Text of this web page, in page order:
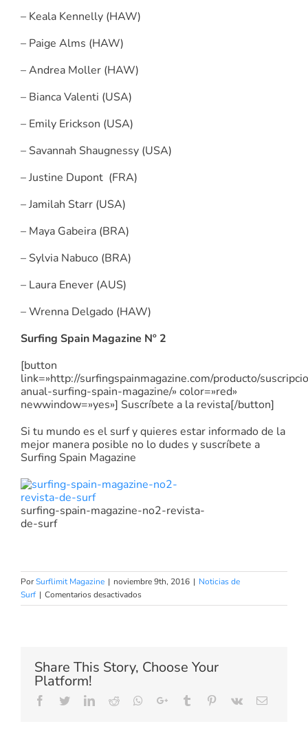
– Keala Kennelly (HAW)
– Paige Alms (HAW)
– Andrea Moller (HAW)
– Bianca Valenti (USA)
– Emily Erickson (USA)
– Savannah Shaugnessy (USA)
– Justine Dupont (FRA)
– Jamilah Starr (USA)
– Maya Gabeira (BRA)
– Sylvia Nabuco (BRA)
– Laura Enever (AUS)
– Wrenna Delgado (HAW)
Surfing Spain Magazine Nº 2
[button
link=»http://surfingspainmagazine.com/producto/
anual-surfing-spain-magazine/» color=»red»
newwindow=»yes»] Suscríbete a la revista[/button]
Si tu mundo es el surf y quieres estar informado de la
mejor manera posible no lo dudes y suscríbete a
Surfing Spain Magazine
surfing-spain-magazine-no2-revista-
de-surf
PorSurflimit Magazine | noviembre 9th, 2016 | Noticias de
Surf | Comentarios desactivadosen
El
World
Surf
en
Share This Story, Choose Your
Platform!
Facebook
TwitterLinkedIn
Reddit Whatsapp
Google+Tumblr Pinterest
Vk Email